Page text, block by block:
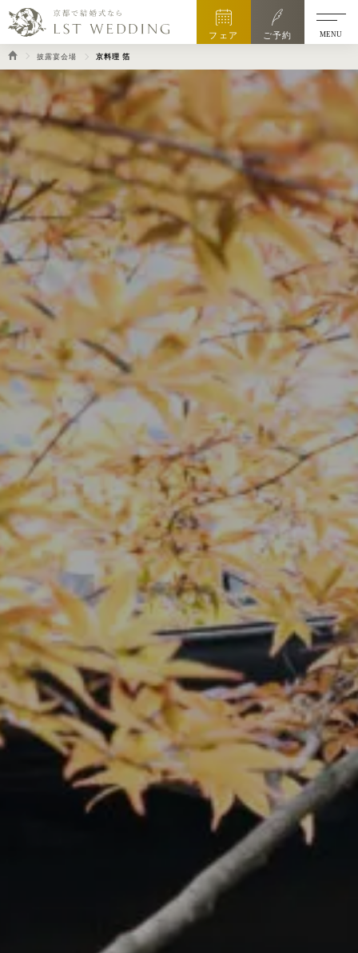
フェア ご予約 MENU
披露宴会場 京料理 箔